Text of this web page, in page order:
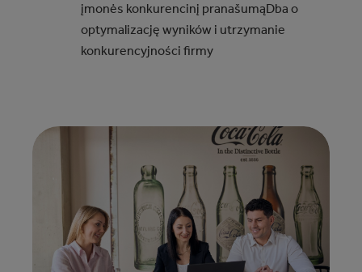
įmonės konkurencinį pranašumąDba o
optymalizację wyników i utrzymanie
konkurencyjności firmy